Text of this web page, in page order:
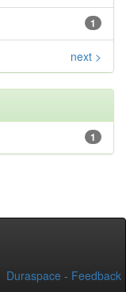
1
next >
1
Duraspace - Feedback